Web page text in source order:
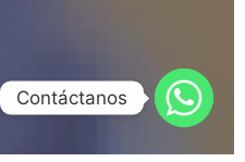
Contáctanos